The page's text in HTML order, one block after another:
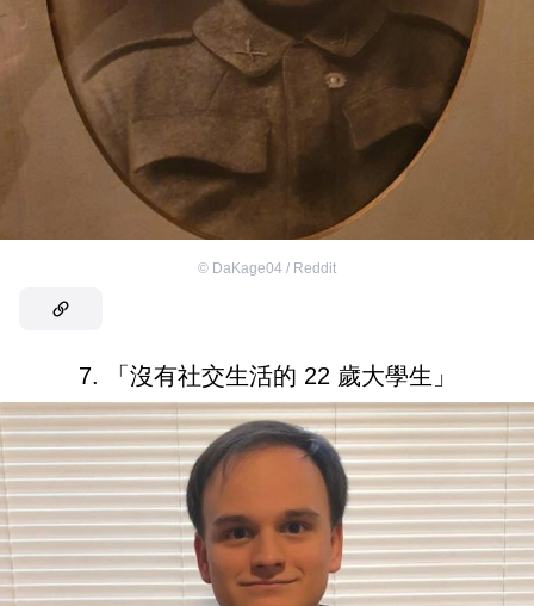
© DaKage04 / Reddit
7. 「沒有社交生活的 22 歲大學生」